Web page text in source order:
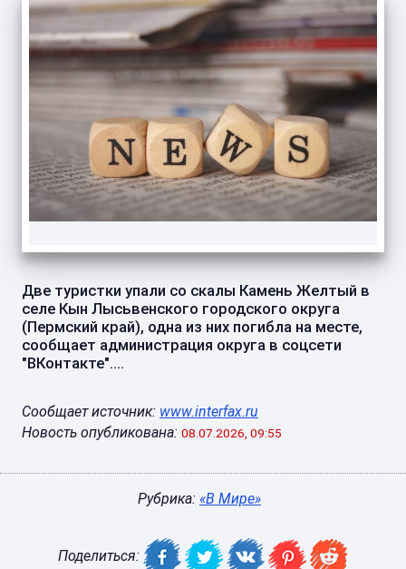
Две туристки упали со скалы Камень Желтый в
селе Кын Лысьвенского городского округа
(Пермский край), одна из них погибла на месте,
сообщает администрация округа в соцсети
"ВКонтакте"....
Сообщает источник: www.interfax.ru
Новость опубликована: 08.07.2026, 09:55
Рубрика: «В Мире»
Поделиться: